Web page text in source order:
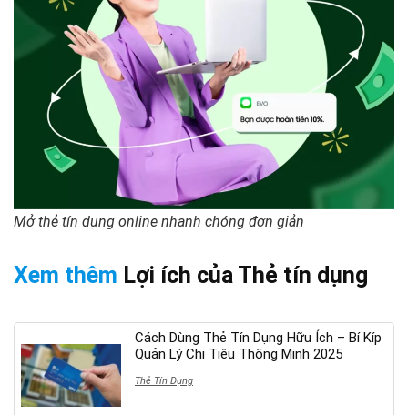
Mở thẻ tín dụng online nhanh chóng đơn giản
Xem thêm Lợi ích của Thẻ tín dụng
Cách Dùng Thẻ Tín Dụng Hữu Ích – Bí Kíp
Quản Lý Chi Tiêu Thông Minh 2025
Thẻ Tín Dụng